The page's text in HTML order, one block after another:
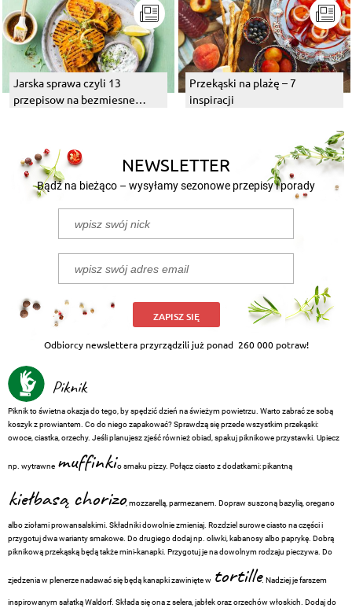
Jarska sprawa czyli 13
przepisow na bezmiesne
Przekąski na plażę – 7
inspiracji
NEWSLETTER
Bądź na bieżąco – wysyłamy sezonowe przepisy i porady
ZAPISZ SIĘ
Odbiorcy newslettera przyrządzili już ponad 260 000 potraw!
Piknik
Piknik to świetna okazja do tego, by spędzić dzień na świeżym powietrzu. Warto zabrać ze sobą
koszyk z prowiantem. Co do niego zapakować? Sprawdzą się przede wszystkim przekąski:
owoce, ciastka, orzechy. Jeśli planujesz zjeść również obiad, spakuj piknikowe przystawki. Upiecz
np. wytrawne muffinkio smaku pizzy. Połącz ciasto z dodatkami: pikantną
kiełbasą chorizo, mozzarellą, parmezanem. Dopraw suszoną bazylią, oregano
albo ziołami prowansalskimi. Składniki dowolnie zmieniaj. Rozdziel surowe ciasto na części i
przygotuj dwa warianty smakowe. Do drugiego dodaj np. oliwki, kabanosy albo paprykę. Dobrą
piknikową przekąską będą także mini-kanapki. Przygotuj je na dowolnym rodzaju pieczywa. Do
zjedzenia w plenerze nadawać się będą kanapki zawinięte w tortille. Nadziej je farszem
inspirowanym sałatką Waldorf. Składa się ona z selera, jabłek oraz orzechów włoskich. Dodaj do